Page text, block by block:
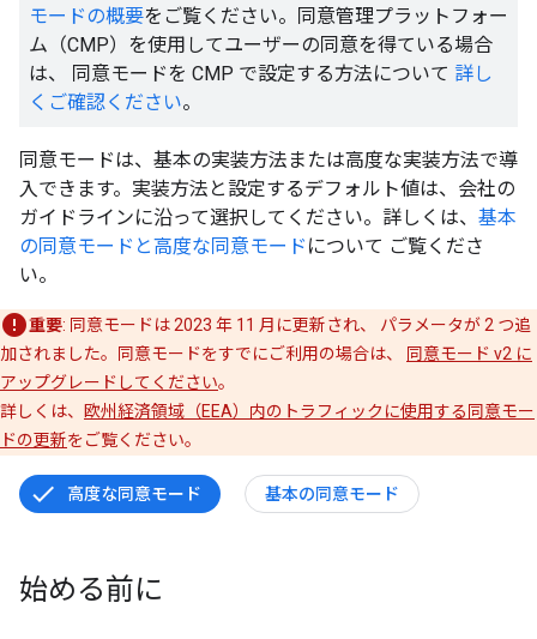
モードの概要をご覧ください。同意管理プラットフォー
ム（CMP）を使用してユーザーの同意を得ている場合
は、 同意モードを CMP で設定する方法について 詳し
くご確認ください。
同意モードは、基本の実装方法または高度な実装方法で導
入できます。実装方法と設定するデフォルト値は、会社の
ガイドラインに沿って選択してください。詳しくは、 基本
の同意モードと高度な同意モード について ご覧くださ
い。
重要: 同意モードは 2023 年 11 月に更新され、 パラメータが 2 つ追
加されました。同意モードをすでにご利用の場合は、
同意モード v2 に
アップグレードしてください。
詳しくは、
欧州経済領域（EEA）内のトラフィックに使用する同意モー
ドの更新をご覧ください。
高度な同意モード 基本の同意モード
始める前に